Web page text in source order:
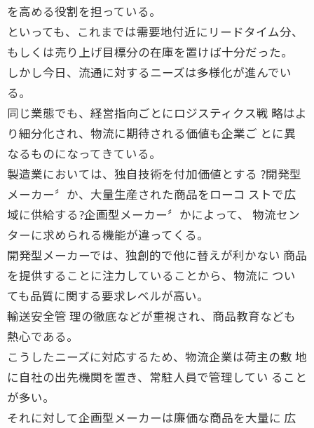
を高める役割を担っている。
といっても、これまでは需要地付近にリードタイム分、
もしくは売り上げ目標分の在庫を置けば十分だった。
しかし今日、流通に対するニーズは多様化が進んでい
る。
同じ業態でも、経営指向ごとにロジスティクス戦 略はよ
り細分化され、物流に期待される価値も企業ご とに異
なるものになってきている。
製造業においては、独自技術を付加価値とする ?開発型
メーカー〞か、大量生産された商品をローコ ストで広
域に供給する?企画型メーカー〞かによって、 物流セン
ターに求められる機能が違ってくる。
開発型メーカーでは、独創的で他に替えが利かない 商品
を提供することに注力していることから、物流に つい
ても品質に関する要求レベルが高い。
輸送安全管 理の徹底などが重視され、商品教育なども
熱心である。
こうしたニーズに対応するため、物流企業は荷主の敷 地
に自社の出先機関を置き、常駐人員で管理してい ること
が多い。
それに対して企画型メーカーは廉価な商品を大量に 広